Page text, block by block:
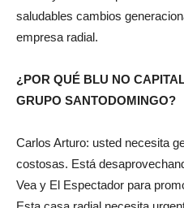
saludables cambios
empresa radial.
¿POR QUÉ BLU NO
GRUPO SANTODOMINGO?
Carlos Arturo: usted necesita
costosas. Está
Vea y El Espectador para